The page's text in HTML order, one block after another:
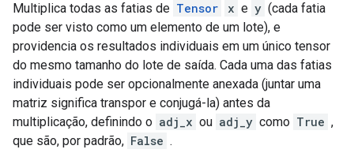
Multiplica todas as fatias de Tensor x e y (cada fatia
pode ser visto como um elemento de um lote), e
providencia os resultados individuais em um único tensor
do mesmo tamanho do lote de saída. Cada uma das fatias
individuais pode ser opcionalmente anexada (juntar uma
matriz significa transpor e conjugá-la) antes da
multiplicação, definindo o adj_x ou adj_y como True ,
que são, por padrão, False .